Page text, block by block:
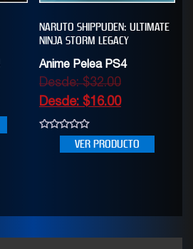
NARUTO SHIPPUDEN: ULTIMATE
NINJA STORM LEGACY
Anime Pelea PS4
Desde:$32.00
Desde: $16.00
VER PRODUCTO